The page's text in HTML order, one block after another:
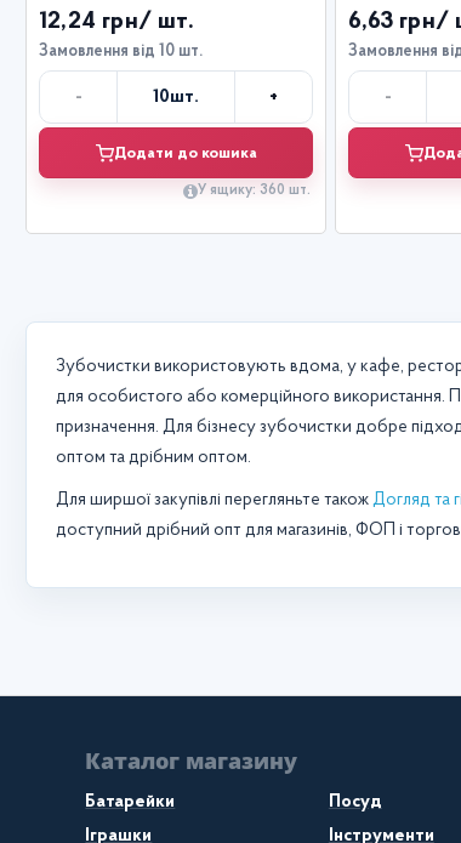
12,24 грн/ шт.
Замовлення від 10 шт.
- 10шт. +
Додати до кошика
У ящику: 360 шт.
6,63 грн/
Замовлення
-
Зубочистки використовують вдома, у кафе,
для особистого або комерційного використання.
призначення. Для бізнесу зубочистки добре
оптом та дрібним оптом.
Для ширшої закупівлі перегляньте також Догляд та
доступний дрібний опт для магазинів, ФОП і
Каталог магазину
Батарейки
Посуд
Іграшки
Інструменти